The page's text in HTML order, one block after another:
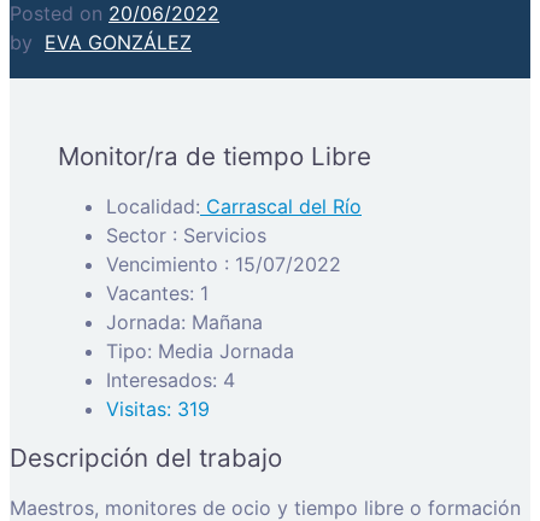
Posted on 20/06/2022
by EVA GONZÁLEZ
Monitor/ra de tiempo Libre
Localidad: Carrascal del Río
Sector : Servicios
Vencimiento : 15/07/2022
Vacantes: 1
Jornada: Mañana
Tipo: Media Jornada
Interesados: 4
Visitas: 319
Descripción del trabajo
Maestros, monitores de ocio y tiempo libre o formación